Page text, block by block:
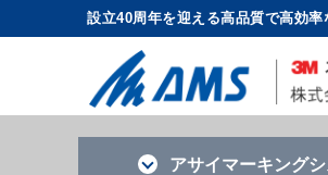
設立40周年を迎える高品質で高効
アサイマーキング